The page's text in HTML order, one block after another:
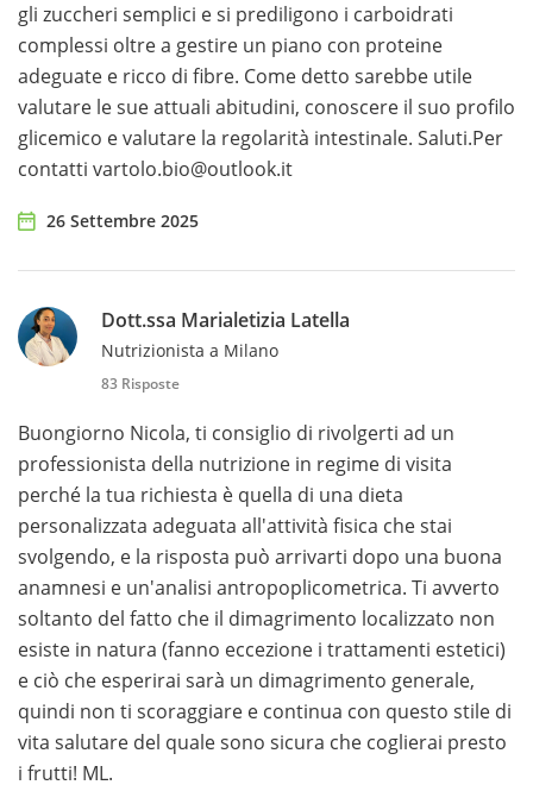
gli zuccheri semplici e si prediligono i carboidrati
complessi oltre a gestire un piano con proteine
adeguate e ricco di fibre. Come detto sarebbe utile
valutare le sue attuali abitudini, conoscere il suo profilo
glicemico e valutare la regolarità intestinale. Saluti.Per
contatti vartolo.bio@outlook.it
26 Settembre 2025
Dott.ssa Marialetizia Latella
Nutrizionista a Milano
83 Risposte
Buongiorno Nicola, ti consiglio di rivolgerti ad un
professionista della nutrizione in regime di visita
perché la tua richiesta è quella di una dieta
personalizzata adeguata all'attività fisica che stai
svolgendo, e la risposta può arrivarti dopo una buona
anamnesi e un'analisi antropoplicometrica. Ti avverto
soltanto del fatto che il dimagrimento localizzato non
esiste in natura (fanno eccezione i trattamenti estetici)
e ciò che esperirai sarà un dimagrimento generale,
quindi non ti scoraggiare e continua con questo stile di
vita salutare del quale sono sicura che coglierai presto
i frutti! ML.